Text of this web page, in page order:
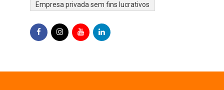
Empresa privada sem fins lucrativos